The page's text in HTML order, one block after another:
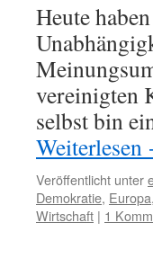
Heute
vereinigten
selbst bin
Weiterlesen
Veröffentlicht unter
Demokratie, Europa,
Wirtschaft | 1